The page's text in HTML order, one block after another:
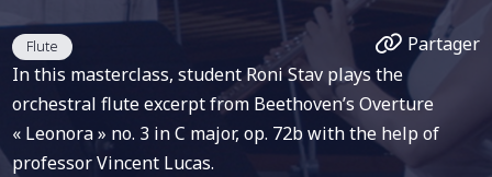
Flute
Partager
In this masterclass, student Roni Stav plays the
orchestral flute excerpt from Beethoven’s Overture
« Leonora » no. 3 in C major, op. 72b with the help of
professor Vincent Lucas.